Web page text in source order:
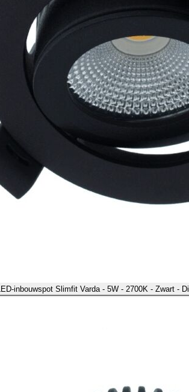
LED-inbouwspot Slimfit Varda - 5W - 2700K - Zwart -